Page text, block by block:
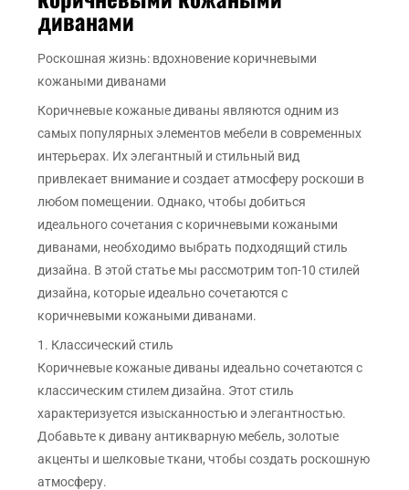
диванами
Роскошная жизнь: вдохновение коричневыми
кожаными диванами
Коричневые кожаные диваны являются одним из
самых популярных элементов мебели в современных
интерьерах. Их элегантный и стильный вид
привлекает внимание и создает атмосферу роскоши в
любом помещении. Однако, чтобы добиться
идеального сочетания с коричневыми кожаными
диванами, необходимо выбрать подходящий стиль
дизайна. В этой статье мы рассмотрим топ-10 стилей
дизайна, которые идеально сочетаются с
коричневыми кожаными диванами.
1. Классический стиль
Коричневые кожаные диваны идеально сочетаются с
классическим стилем дизайна. Этот стиль
характеризуется изысканностью и элегантностью.
Добавьте к дивану антикварную мебель, золотые
акценты и шелковые ткани, чтобы создать роскошную
атмосферу.